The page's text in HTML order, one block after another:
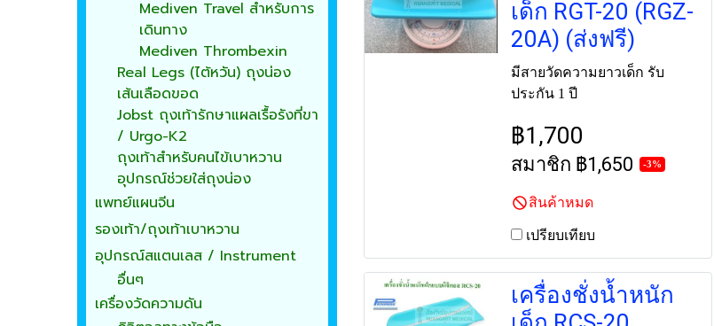
เด็ก RGT-20 (RGZ-
20A) (ส่งฟรี)
มีสายวัดความยาวเด็ก รับ
ประกัน 1 ปี
฿1,700
สมาชิก ฿1,650 -3%
สินค้าหมด
เปรียบเทียบ
เครื่องชั่งน้ำหนัก
Mediven Travel สำหรับการ
เดินทาง
Mediven Thrombexin
Real Legs (ไต้หวัน) ถุงน่อง
เส้นเลือดขอด
Jobst ถุงเท้ารักษาแผลเรื้อรังที่ขา
/ Urgo-K2
ถุงเท้าสำหรับคนไข้เบาหวาน
อุปกรณ์ช่วยใส่ถุงน่อง
แพทย์แผนจีน
รองเท้า/ถุงเท้าเบาหวาน
อุปกรณ์สแตนเลส / Instrument
อื่นๆ
เครื่องวัดความดัน